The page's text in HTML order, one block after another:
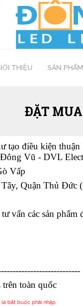
THIỆU SẢN PHẨM
ĐẶT
điều kiện
Vũ - DVL
Vấp
Quận Thủ
vấn các sản
toàn quốc
bắt buộc phải nhập